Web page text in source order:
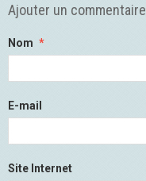
Ajouter un commentaire
Nom
E-mail
Site Internet